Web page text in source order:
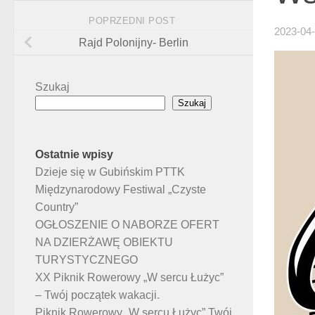
2023-
POPRZEDNI POST
Rajd Polonijny- Berlin
Szukaj
Szukaj
Ostatnie wpisy
Dzieje się w Gubińskim PTTK
Międzynarodowy Festiwal „Czyste
Country”
OGŁOSZENIE O NABORZE OFERT
NA DZIERŻAWĘ OBIEKTU
TURYSTYCZNEGO
XX Piknik Rowerowy „W sercu Łużyc”
– Twój początek wakacji.